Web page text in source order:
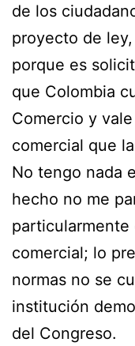
de los
proyecto de
porque es
que Colombia
Comercio y
comercial que
No tengo nada
hecho no me
particularmente
comercial; lo
normas no se
institución
del Congreso.